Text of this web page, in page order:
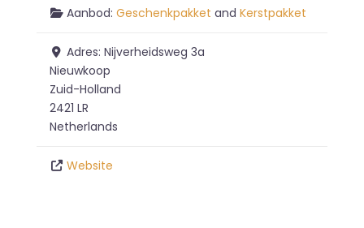
Aanbod:Geschenkpakket andKerstpakket
Adres:Nijverheidsweg 3a
Nieuwkoop
Zuid-Holland
2421 LR
Netherlands
Website